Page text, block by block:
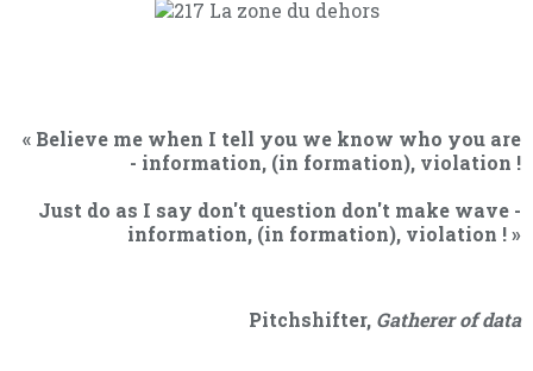
« Believe me when I tell you we know who you are
- information, (in formation), violation !
Just do as I say don't question don't make wave -
information, (in formation), violation ! »
Pitchshifter, Gatherer of data